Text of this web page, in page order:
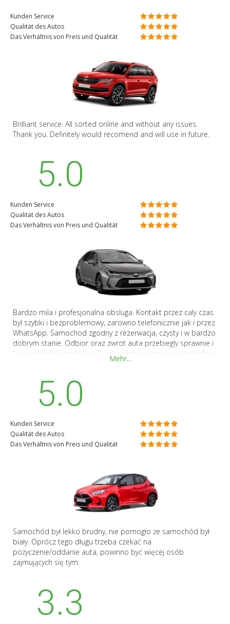
Kunden Service
Qualität des Autos
Das Verhältnis von Preis und Qualität
Brilliant service. All sorted online and without any issues.
Thank you. Definitely would recomend and will use in future.
5.0
Kunden Service
Qualität des Autos
Das Verhältnis von Preis und Qualität
Bardzo mila i profesjonalna obsluga. Kontakt przez caly czas
byl szybki i bezproblemowy, zarowno telefonicznie jak i przez
WhatsApp. Samochod zgodny z rezerwacja, czysty i w bardzo
dobrym stanie. Odbior oraz zwrot auta przebiegly sprawnie i
bez zadnych komplikacji. Bardzo dobra organizacja transferu
z lotniska i z powrotem na terminal. Rowniez stosunek ceny
pewnoscia bede czesciej korzystal z uslug tej firmy, rowniez
podczas pobytow w Gdansku. Zdecydowanie polecam.
Mehr...
5.0
Kunden Service
Qualität des Autos
Das Verhältnis von Preis und Qualität
Samochód był lekko brudny, nie pomogło że samochód był
biały. Oprócz tego długu trzeba czekać na
pożyczenie/oddanie auta, powinno być więcej osób
zajmujących się tym.
3.3